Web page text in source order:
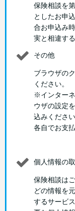
保険相談を
としたお申
合お申込み
実と相違す
その他
ブラウザの
ください。
※インター
ウザの設定
込みくださ
各自でお支
個人情報の
保険相談は
どの情報を
するサービ